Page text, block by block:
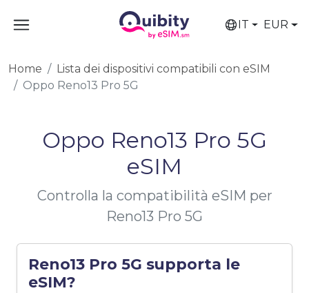
IT EUR
Home
Lista dei dispositivi compatibili con eSIM
Oppo Reno13 Pro 5G
Oppo Reno13 Pro 5G
eSIM
Controlla la compatibilità eSIM per
Reno13 Pro 5G
Reno13 Pro 5G supporta le
eSIM?